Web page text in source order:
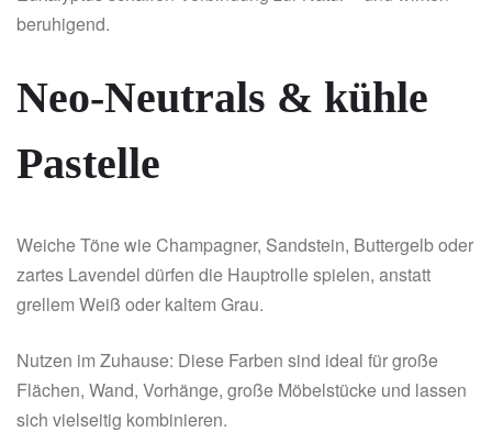
beruhigend.
Neo-Neutrals & kühle
Pastelle
Weiche Töne wie Champagner, Sandstein, Buttergelb oder
zartes Lavendel dürfen die Hauptrolle spielen, anstatt
grellem Weiß oder kaltem Grau.
Nutzen im Zuhause: Diese Farben sind ideal für große
Flächen, Wand, Vorhänge, große Möbelstücke und lassen
sich vielseitig kombinieren.